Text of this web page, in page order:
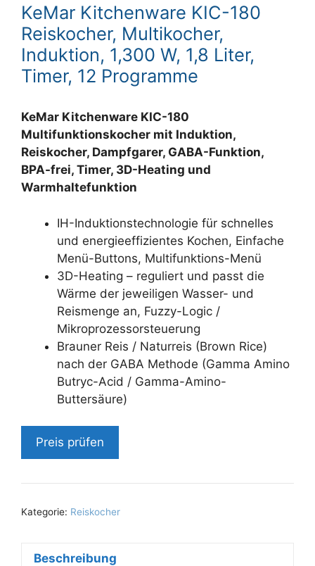
KeMar Kitchenware KIC-180
Reiskocher, Multikocher,
Induktion, 1,300 W, 1,8 Liter,
Timer, 12 Programme
KeMar Kitchenware KIC-180
Multifunktionskocher mit Induktion,
Reiskocher, Dampfgarer, GABA-Funktion,
BPA-frei, Timer, 3D-Heating und
Warmhaltefunktion
IH-Induktionstechnologie für schnelles
und energieeffizientes Kochen, Einfache
Menü-Buttons, Multifunktions-Menü
3D-Heating – reguliert und passt die
Wärme der jeweiligen Wasser- und
Reismenge an, Fuzzy-Logic /
Mikroprozessorsteuerung
Brauner Reis / Naturreis (Brown Rice)
nach der GABA Methode (Gamma Amino
Butryc-Acid / Gamma-Amino-
Buttersäure)
Preis prüfen
Kategorie: Reiskocher
Beschreibung